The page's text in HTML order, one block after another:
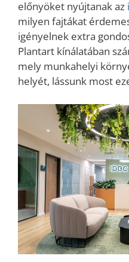
előnyöket nyújtanak az
milyen fajtákat
igényelnek extra
Plantart kínálatában
mely munkahelyi
helyét, lássunk most